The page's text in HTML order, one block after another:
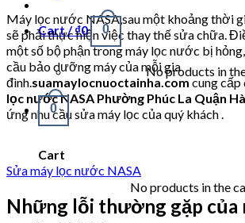
Cart /₫0 0
No products in
0
Cart
No products in the
Máy lọc nước NASA,sau một khoảng thời
sẽ phải thực hiện việc thay thế sửa chữa.
một số bộ phận trong máy lọc nước bị
cầu bảo dưỡng máy của mỗi gia
đình.suamaylocnuoctainha.com cung cấp
lọc nước NASA Phường Phúc La Quận
ứng nhu cầu sửa máy lọc của quý khách .
Sửa máy lọc nước NASA
Những lỗi thường gặp của